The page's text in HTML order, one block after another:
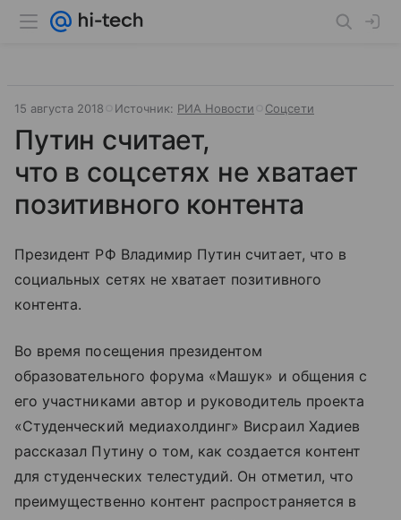
15 августа 2018 Источник: РИА Новости Соцсети
Путин считает,
что в соцсетях не хватает
позитивного контента
Президент РФ Владимир Путин считает, что в
социальных сетях не хватает позитивного
контента.
Во время посещения президентом
образовательного форума «Машук» и общения с
его участниками автор и руководитель проекта
«Студенческий медиахолдинг» Висраил Хадиев
рассказал Путину о том, как создается контент
для студенческих телестудий. Он отметил, что
преимущественно контент распространяется в